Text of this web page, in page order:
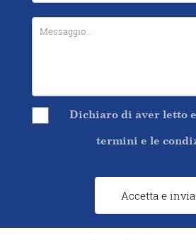
Dichiaro di aver letto
termini e le
Accetta e invia